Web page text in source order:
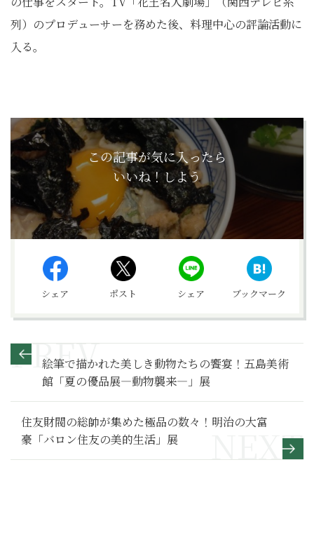
列）のプロデューサーを務めた後、料理中心の評論活動に
入る。
この記事が気に入ったら
いいね！しよう
シェア ポスト シェア ブックマーク
絵筆で描かれた美しき動物たちの饗宴！五島美術
館「夏の優品展―動物襲来―」展
住友財閥の総帥が集めた極品の数々！明治の大富
豪「バロン住友の美的生活」展